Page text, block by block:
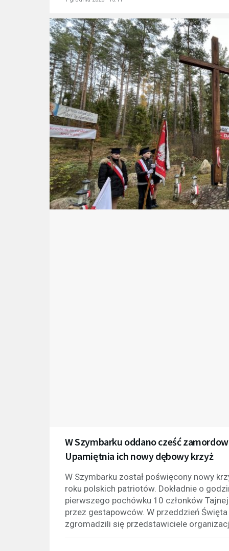
W Szymbarku oddano cześć
Upamiętnia ich nowy dębowy krzyż
W Szymbarku został poświęcony nowy
roku polskich patriotów. Dokładnie o
pierwszego pochówku 10 członków
przez gestapowców. W przeddzień
zgromadzili się przedstawiciele